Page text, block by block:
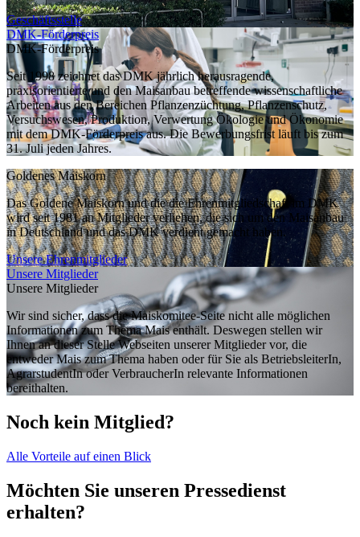
Geschäftsstelle
DMK-Förderpreis
DMK-Förderpreis
Seit 1998 zeichnet das DMK jährlich herausragende,
praxisorientierte und den Maisanbau betreffende wissenschaftliche
Arbeiten aus den Bereichen Pflanzenzüchtung, Pflanzenschutz,
Versuchswesen, Produktion, Verwertung Ökologie und Ökonomie
mit dem DMK-Förderpreis aus. Die Bewerbungsfrist läuft bis zum
31. Juli jeden Jahres.
Goldenes Maiskorn
Das Goldene Maiskorn und die die Ehrenmitgliedschaft im DMK
wird seit 1981 an Mitglieder verliehen, die sich um den Maisanbau
in Deutschland und das DMK verdient gemacht haben.
Unsere Ehrenmitglieder
Unsere Mitglieder
Unsere Mitglieder
Wir sind sicher, dass die Maiskomitee-Seite nicht alle möglichen
Informationen zum Thema Mais enthält. Deswegen stellen wir
Ihnen an dieser Stelle Webseiten unserer Mitglieder vor, die
entweder Mais zum Thema haben oder für Sie als BetriebsleiterIn,
AgrarstudentIn oder VerbraucherIn relevante Informationen
bereithalten.
Noch kein Mitglied?
Alle Vorteile auf einen Blick
Möchten Sie unseren Pressedienst
erhalten?